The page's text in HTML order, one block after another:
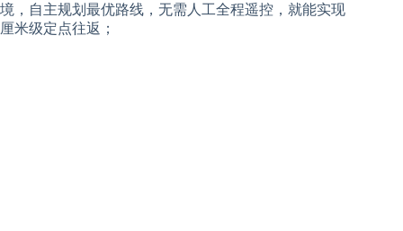
境，自主规划最优路线，无需人工全程遥控，就能实现
厘米级定点往返；